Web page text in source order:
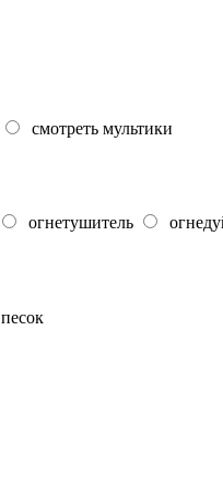
смотреть мультики
огнетушитель
песок